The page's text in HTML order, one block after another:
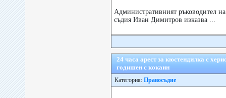
Административният ръководител
съдия Иван Димитров изказва ...
24 часа арест за кюстендилка с
годишен с кокаин
Категория: Правосъдие